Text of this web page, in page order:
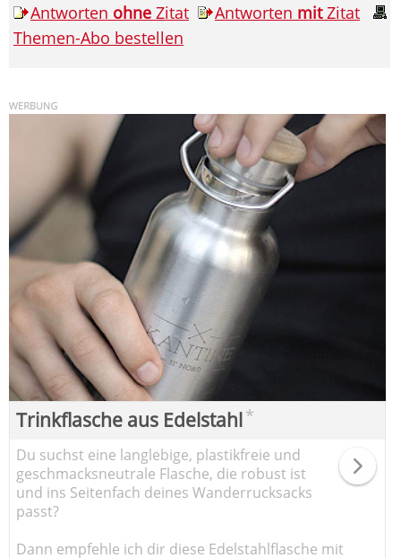
Antworten ohne Zitat Antworten mitZitat
Themen-Abo bestellen
Trinkflasche aus Edelstahl*
Du suchst eine langlebige, plastikfreie und
geschmacksneutrale Flasche, die robust ist
und ins Seitenfach deines Wanderrucksacks
passt?
Dann empfehle ich dir diese Edelstahlflasche mit